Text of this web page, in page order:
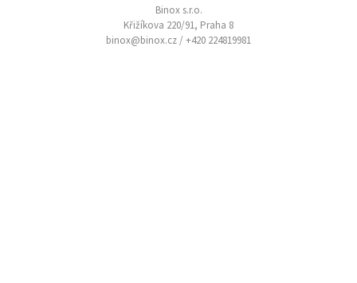
Binox s.r.o.
Křižíkova 220/91, Praha 8
binox@binox.cz / +420 224819981